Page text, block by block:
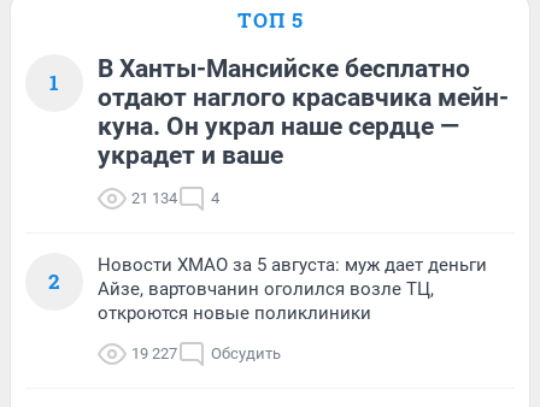
ТОП 5
1
В Ханты-Мансийске бесплатно
отдают наглого красавчика мейн-
куна. Он украл наше сердце —
украдет и ваше
21 134 4
2
Новости ХМАО за 5 августа: муж дает деньги
Айзе, вартовчанин оголился возле ТЦ,
откроются новые поликлиники
19 227 Обсудить